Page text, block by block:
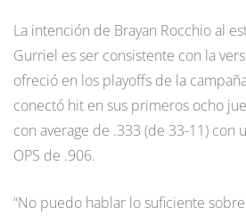
La intención de Brayan Rocchio al
Gurriel es ser consistente con la
ofreció en los playoffs de la
conectó hit en sus primeros ocho
con average de .333 (de 33-11) con
OPS de .906.
“No puedo hablar lo suficiente